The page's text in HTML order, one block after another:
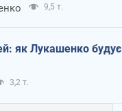
9,5 т.
як Лукашенко будує
3,2 т.